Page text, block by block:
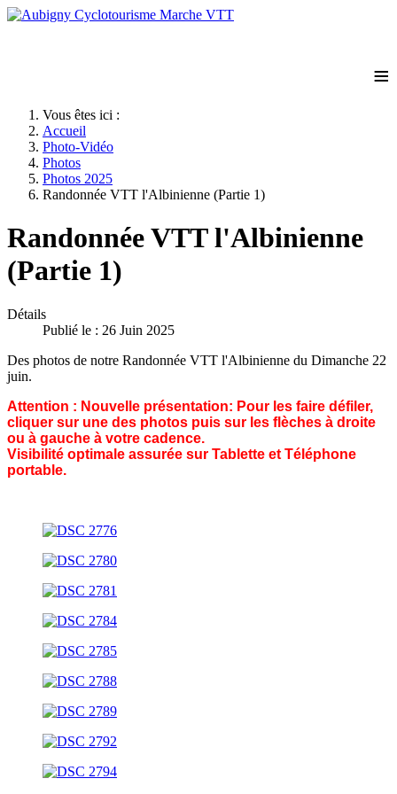
≡
Vous êtes ici :
Accueil
Photo-Vidéo
Photos
Photos 2025
Randonnée VTT l'Albinienne (Partie 1)
Randonnée VTT l'Albinienne
(Partie 1)
Détails
Publié le : 26 Juin 2025
Des photos de notre Randonnée VTT l'Albinienne du Dimanche 22
juin.
Attention : Nouvelle présentation: Pour les faire défiler,
cliquer sur une des photos puis sur les flèches à droite
ou à gauche à votre cadence.
Visibilité optimale assurée sur Tablette et Téléphone
portable.